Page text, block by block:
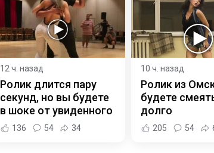
12 ч. назад
Ролик длится пару
секунд, но вы будете
в шоке от увиденного
136 54 34
10 ч. назад
Ролик из
будете
долго
205 54